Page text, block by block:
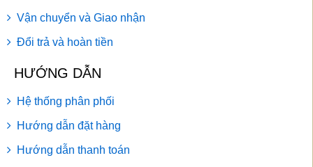
Vận chuyển và Giao nhận
Đổi trả và hoàn tiền
HƯỚNG DẪN
Hệ thống phân phối
Hướng dẫn đặt hàng
Hướng dẫn thanh toán